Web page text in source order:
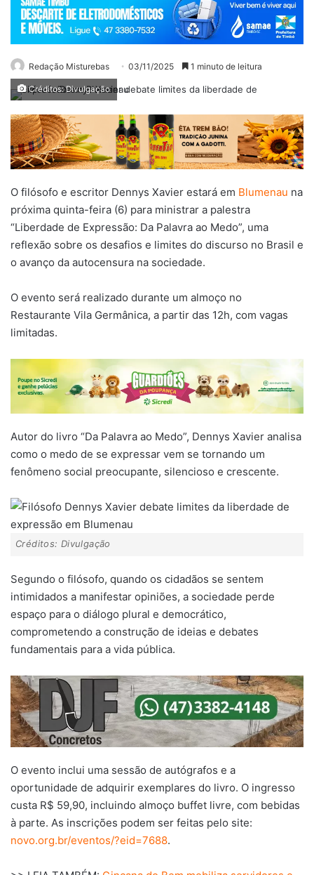
Redação Misturebas 03/11/2025 1 minuto de leitura
Créditos: Divulgação
O filósofo e escritor Dennys Xavier estará em Blumenau na
próxima quinta-feira (6) para ministrar a palestra
“Liberdade de Expressão: Da Palavra ao Medo”, uma
reflexão sobre os desafios e limites do discurso no Brasil e
o avanço da autocensura na sociedade.
O evento será realizado durante um almoço no
Restaurante Vila Germânica, a partir das 12h, com vagas
limitadas.
Autor do livro “Da Palavra ao Medo”, Dennys Xavier analisa
como o medo de se expressar vem se tornando um
fenômeno social preocupante, silencioso e crescente.
Créditos: Divulgação
Segundo o filósofo, quando os cidadãos se sentem
intimidados a manifestar opiniões, a sociedade perde
espaço para o diálogo plural e democrático,
comprometendo a construção de ideias e debates
fundamentais para a vida pública.
O evento inclui uma sessão de autógrafos e a
oportunidade de adquirir exemplares do livro. O ingresso
custa R$ 59,90, incluindo almoço buffet livre, com bebidas
à parte. As inscrições podem ser feitas pelo site:
novo.org.br/eventos/?eid=7688.